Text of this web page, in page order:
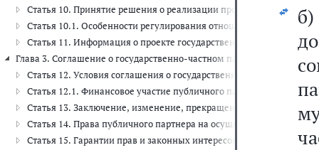
Статья 10. Принятие решения о реализации проекта
Статья 10.1. Особенности регулирования отношений,
Статья 11. Информация о проекте государственно-частного
Глава 3. Соглашение о государственно-частном партнерстве,
Статья 12. Условия соглашения о государственно-частном
Статья 12.1. Финансовое участие публичного партнера
Статья 13. Заключение, изменение, прекращение соглашения о
Статья 14. Права публичного партнера на осуществление
Статья 15. Гарантии прав и законных интересов частного